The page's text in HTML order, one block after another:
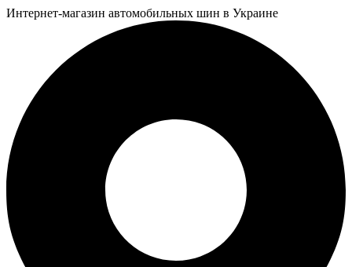
Интернет-магазин автомобильных шин в Украине